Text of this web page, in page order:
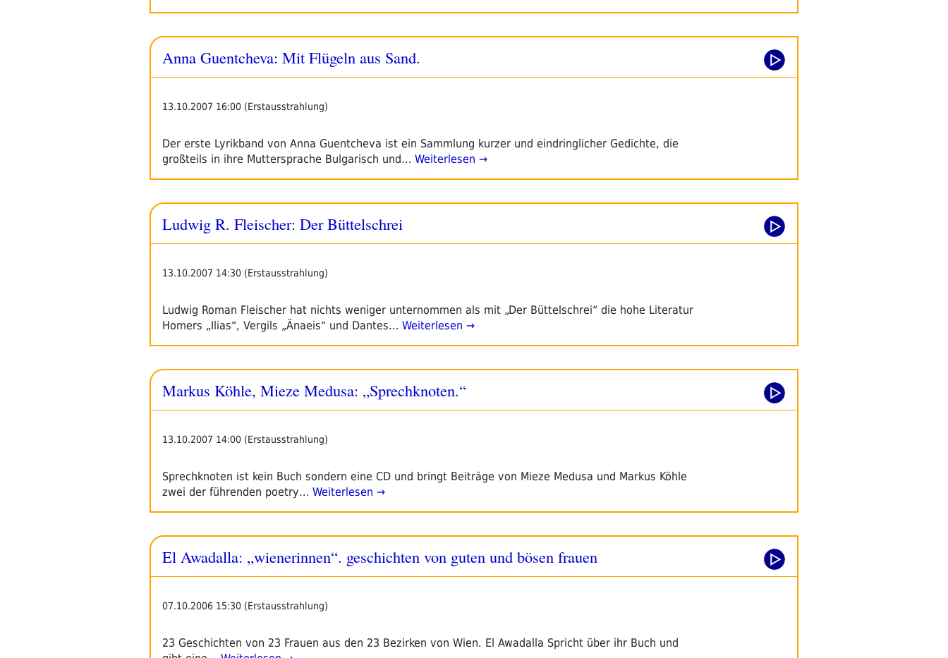
Anna Guentcheva: Mit Flügeln aus Sand.
13.10.2007 16:00 (Erstausstrahlung)
Der erste Lyrikband von Anna Guentcheva ist ein Sammlung kurzer und eindringlicher Gedichte, die
großteils in ihre Muttersprache Bulgarisch und… Weiterlesen →
Ludwig R. Fleischer: Der Büttelschrei
13.10.2007 14:30 (Erstausstrahlung)
Ludwig Roman Fleischer hat nichts weniger unternommen als mit „Der Büttelschrei“ die hohe Literatur
Homers „Ilias“, Vergils „Änaeis“ und Dantes… Weiterlesen →
Markus Köhle, Mieze Medusa: „Sprechknoten.“
13.10.2007 14:00 (Erstausstrahlung)
Sprechknoten ist kein Buch sondern eine CD und bringt Beiträge von Mieze Medusa und Markus Köhle
zwei der führenden poetry… Weiterlesen →
El Awadalla: „wienerinnen“. geschichten von guten und bösen frauen
07.10.2006 15:30 (Erstausstrahlung)
23 Geschichten von 23 Frauen aus den 23 Bezirken von Wien. El Awadalla Spricht über ihr Buch und